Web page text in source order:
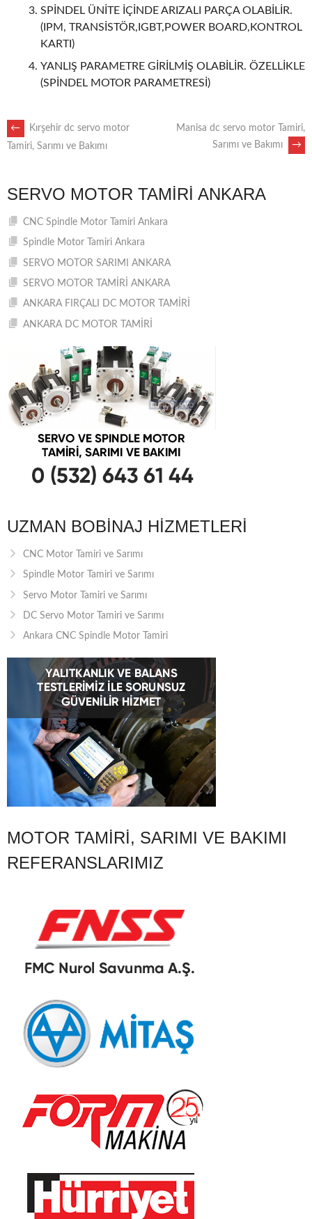
SPİNDEL ÜNİTE İÇİNDE ARIZALI PARÇA OLABİLİR.
(IPM, TRANSİSTÖR,IGBT,POWER BOARD,KONTROL
KARTI)
YANLIŞ PARAMETRE GİRİLMİŞ OLABİLİR. ÖZELLİKLE
(SPİNDEL MOTOR PARAMETRESİ)
POST
←
Kırşehir dc servo motor
Tamiri, Sarımı ve Bakımı
Manisa dc servo motor Tamiri,
Sarımı ve Bakımı
→
SERVO MOTOR TAMIRI ANKARA
CNC Spindle Motor Tamiri Ankara
Spindle Motor Tamiri Ankara
SERVO MOTOR SARIMI ANKARA
SERVO MOTOR TAMİRİ ANKARA
ANKARA FIRÇALI DC MOTOR TAMİRİ
ANKARA DC MOTOR TAMİRİ
UZMAN BOBINAJ HIZMETLERI
CNC Motor Tamiri ve Sarımı
Spindle Motor Tamiri ve Sarımı
Servo Motor Tamiri ve Sarımı
DC Servo Motor Tamiri ve Sarımı
Ankara CNC Spindle Motor Tamiri
MOTOR TAMIRI, SARIMI VE BAKIMI
REFERANSLARIMIZ